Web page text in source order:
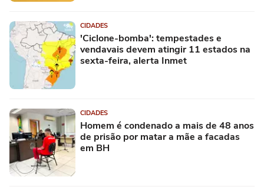
CIDADES
'Ciclone-bomba': tempestades e
vendavais devem atingir 11 estados na
sexta-feira, alerta Inmet
CIDADES
Homem é condenado a mais de 48 anos
de prisão por matar a mãe a facadas
em BH